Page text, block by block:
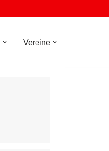
Vereine